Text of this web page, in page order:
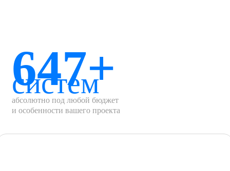
647+
систем
абсолютно под любой бюджет
и особенности вашего проекта